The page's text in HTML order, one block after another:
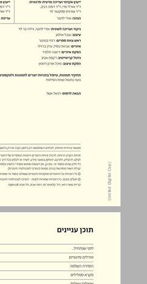
תוכן עניינים ... 3